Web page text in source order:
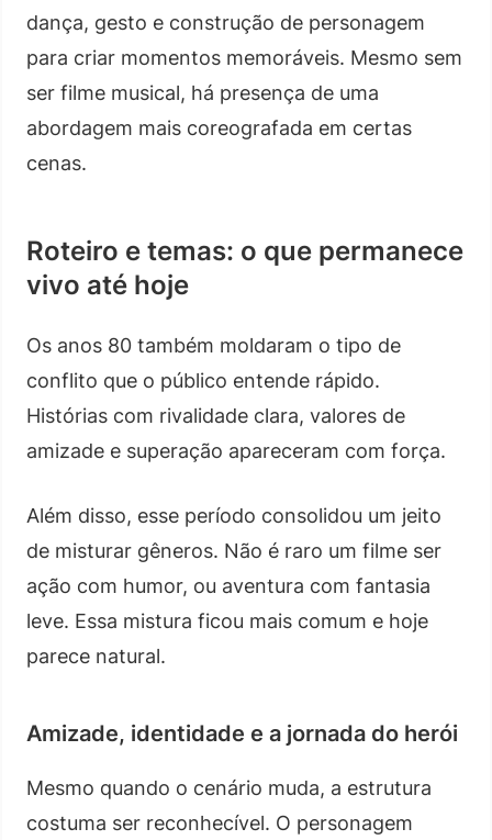
dança, gesto e construção de personagem
para criar momentos memoráveis. Mesmo sem
ser filme musical, há presença de uma
abordagem mais coreografada em certas
cenas.
Roteiro e temas: o que permanece
vivo até hoje
Os anos 80 também moldaram o tipo de
conflito que o público entende rápido.
Histórias com rivalidade clara, valores de
amizade e superação apareceram com força.
Além disso, esse período consolidou um jeito
de misturar gêneros. Não é raro um filme ser
ação com humor, ou aventura com fantasia
leve. Essa mistura ficou mais comum e hoje
parece natural.
Amizade, identidade e a jornada do herói
Mesmo quando o cenário muda, a estrutura
costuma ser reconhecível. O personagem